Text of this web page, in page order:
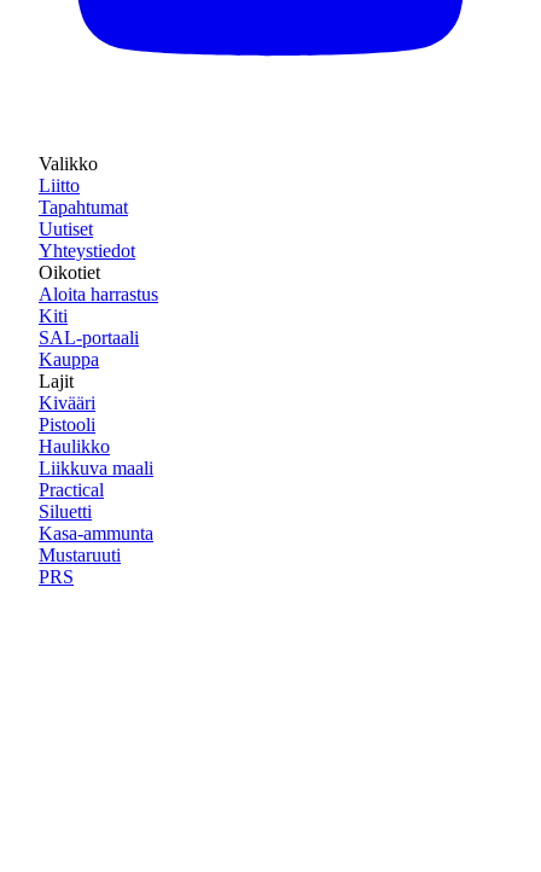
Valikko
Liitto
Tapahtumat
Uutiset
Yhteystiedot
Oikotiet
Aloita harrastus
Kiti
SAL-portaali
Kauppa
Lajit
Kivääri
Pistooli
Haulikko
Liikkuva maali
Practical
Siluetti
Kasa-ammunta
Mustaruuti
PRS